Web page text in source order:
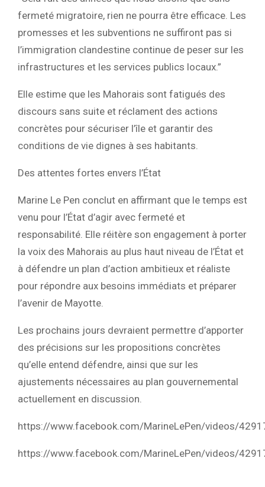
fermeté migratoire, rien ne pourra être efficace. Les
promesses et les subventions ne suffiront pas si
l’immigration clandestine continue de peser sur les
infrastructures et les services publics locaux.”
Elle estime que les Mahorais sont fatigués des
discours sans suite et réclament des actions
concrètes pour sécuriser l’île et garantir des
conditions de vie dignes à ses habitants.
Des attentes fortes envers l’État
Marine Le Pen conclut en affirmant que le temps est
venu pour l’État d’agir avec fermeté et
responsabilité. Elle réitère son engagement à porter
la voix des Mahorais au plus haut niveau de l’État et
à défendre un plan d’action ambitieux et réaliste
pour répondre aux besoins immédiats et préparer
l’avenir de Mayotte.
Les prochains jours devraient permettre d’apporter
des précisions sur les propositions concrètes
qu’elle entend défendre, ainsi que sur les
ajustements nécessaires au plan gouvernemental
actuellement en discussion.
https://www.facebook.com/MarineLePen/videos/
https://www.facebook.com/MarineLePen/videos/